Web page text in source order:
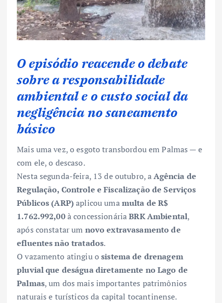
O episódio reacende o debate
sobre a responsabilidade
ambiental e o custo social da
negligência no saneamento
básico
Mais uma vez, o esgoto transbordou em Palmas — e
com ele, o descaso.
Nesta segunda-feira, 13 de outubro, aAgência de
Regulação, Controle e Fiscalização de Serviços
Públicos (ARP)aplicou umamulta de R$
1.762.992,00à concessionáriaBRK Ambiental,
após constatar um novo extravasamento de
efluentes não tratados.
O vazamento atingiu osistema de drenagem
pluvial que deságua diretamente no Lago de
Palmas, um dos mais importantes patrimônios
naturais e turísticos da capital tocantinense.